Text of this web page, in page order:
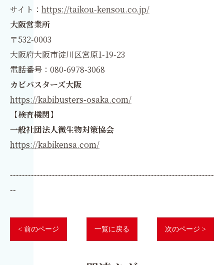
サイト： https://taikou-kensou.co.jp/
大阪営業所
〒532-0003
大阪府大阪市淀川区宮原1-19-23
電話番号：080-6978-3068
カビバスターズ大阪
https://kabibusters-osaka.com/
【検査機関】
一般社団法人微生物対策協会
https://kabikensa.com/
--------------------------------------------------------------------
--
< 前のページ 一覧に戻る 次のページ >